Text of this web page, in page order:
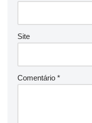
Site
Comentário *